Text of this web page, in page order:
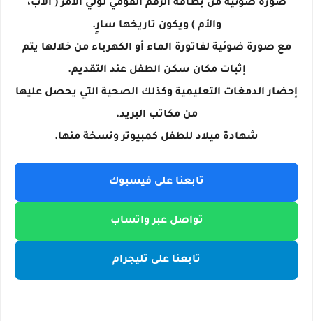
صورة ضوئية من بطاقة الرقم القومي لولي الأمر ( الأب،
والأم ) ويكون تاريخها سارٍ.
مع صورة ضوئية لفاتورة الماء أو الكهرباء من خلالها يتم
إثبات مكان سكن الطفل عند التقديم.
إحضار الدمغات التعليمية وكذلك الصحية التي يحصل عليها
من مكاتب البريد.
شهادة ميلاد للطفل كمبيوتر ونسخة منها.
تابعنا على فيسبوك
تواصل عبر واتساب
تابعنا على تليجرام